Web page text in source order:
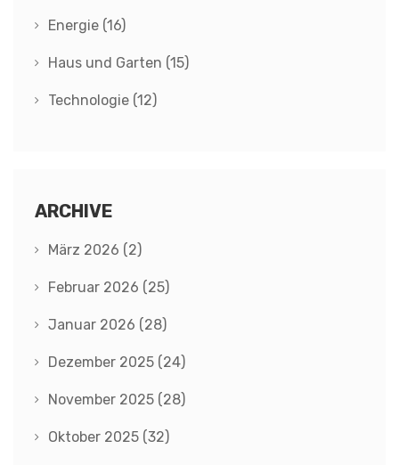
Energie (16)
Haus und Garten (15)
Technologie (12)
ARCHIVE
März 2026 (2)
Februar 2026 (25)
Januar 2026 (28)
Dezember 2025 (24)
November 2025 (28)
Oktober 2025 (32)